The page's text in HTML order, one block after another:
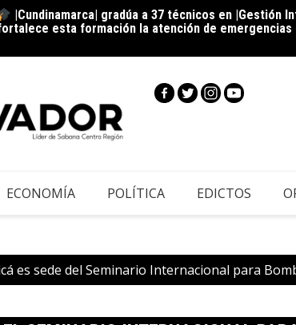
fortalece esta formación la atención de emergencias
estación del ‘pan’
ECONOMÍA POLÍTICA EDICTOS
es sede del Seminario Internacional para